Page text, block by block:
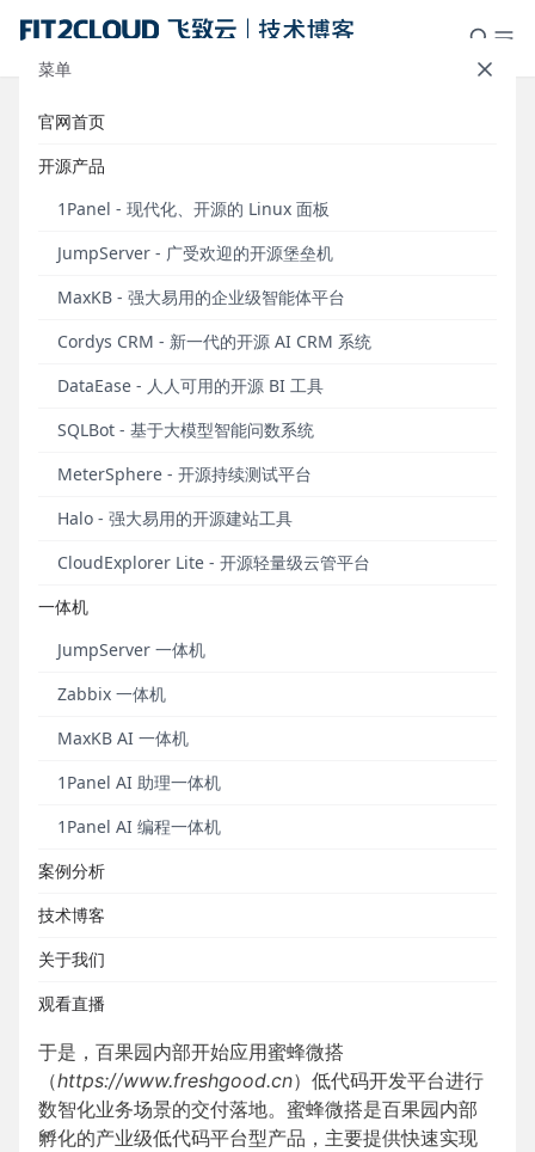
菜单
官网首页
开源产品
1Panel - 现代化、开源的 Linux 面板
JumpServer - 广受欢迎的开源堡垒机
MaxKB - 强大易用的企业级智能体平台
Cordys CRM - 新一代的开源 AI CRM 系统
DataEase - 人人可用的开源 BI 工具
SQLBot - 基于大模型智能问数系统
MeterSphere - 开源持续测试平台
Halo - 强大易用的开源建站工具
CloudExplorer Lite - 开源轻量级云管平台
一体机
JumpServer 一体机
Zabbix 一体机
MaxKB AI 一体机
1Panel AI 助理一体机
1Panel AI 编程一体机
案例分析
技术博客
关于我们
观看直播
社区分享｜百果园选择DataEase搭
档蜜蜂微搭实现企业数据应用一体
司，2001年12月成立于深圳，2002年开出中国第一家
水果专卖店。截至2022年11月，百果园全国门店数量
超过5600家，遍布全国140多个城市，消费会员人数
超过7200万。经过20多年的发展，百果园已经成为一
准分级、营销拓展、品牌运营、门店零售、信息科
技、金融资本、科研教育为一体的大型连锁企业。
数智化工具落地业务之前，主要使用自主研发的一款
数据可视化分析软件进行报表开发和交付。随着百果
园进入数智化业务建设阶段，可视化分析场景增多，
百果园对IT工具的能力有了更多的要求。
于是，百果园内部开始应用蜜蜂微搭
（https://www.freshgood.cn）低代码开发平台进行
数智化业务场景的交付落地。蜜蜂微搭是百果园内部
孵化的产业级低代码平台型产品，主要提供快速实现